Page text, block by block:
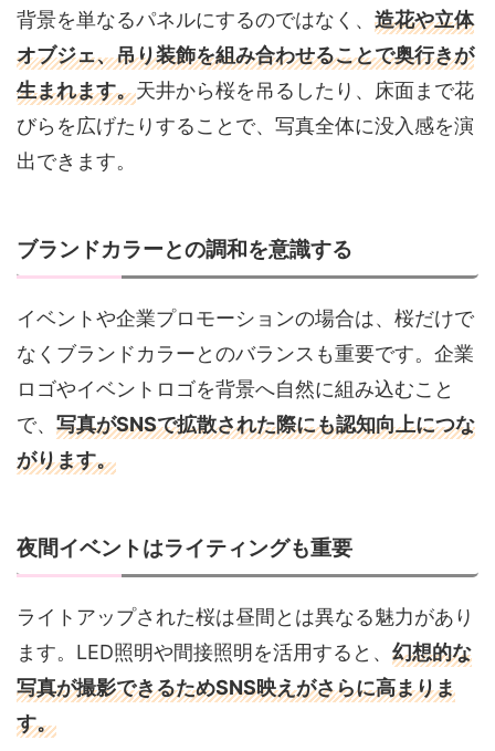
背景を単なるパネルにするのではなく、 造花や立体
オブジェ、吊り装飾を組み合わせることで奥行きが
生まれます。天井から桜を吊るしたり、床面まで花
びらを広げたりすることで、写真全体に没入感を演
出できます。
ブランドカラーとの調和を意識する
イベントや企業プロモーションの場合は、桜だけで
なくブランドカラーとのバランスも重要です。企業
ロゴやイベントロゴを背景へ自然に組み込むこと
で、 写真がSNSで拡散された際にも認知向上につな
がります。
夜間イベントはライティングも重要
ライトアップされた桜は昼間とは異なる魅力があり
ます。LED照明や間接照明を活用すると、 幻想的な
写真が撮影できるためSNS映えがさらに高まりま
す。